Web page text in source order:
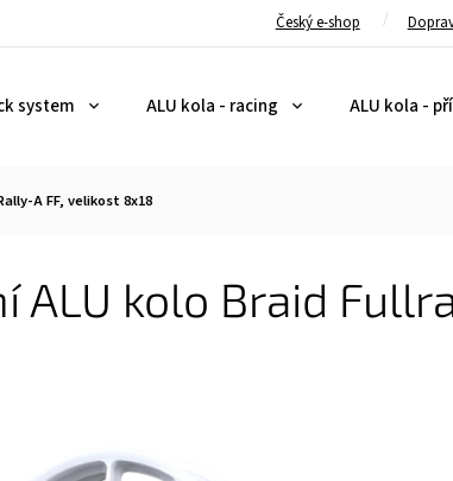
Český e-shop
system ALU kola - racing ALU kola -
A FF, velikost 8x18
ALU kolo Braid